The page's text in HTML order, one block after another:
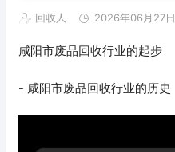
回收人 2026年06月27日
咸阳市废品回收行业的起步
- 咸阳市废品回收行业的历史